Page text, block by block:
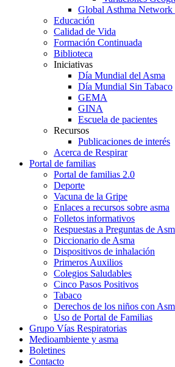
Global Asthma
Educación
Calidad de Vida
Formación Continuada
Biblioteca
Iniciativas
Día Mundial del Asma
Día Mundial Sin Tabaco
GEMA
GINA
Escuela de pacientes
Recursos
Publicaciones de interés
Acerca de Respirar
Portal de familias
Portal de familias 2.0
Deporte
Vacuna de la Gripe
Enlaces a recursos sobre asma
Folletos informativos
Respuestas a Preguntas de
Diccionario de Asma
Dispositivos de inhalación
Primeros Auxilios
Colegios Saludables
Cinco Pasos Positivos
Tabaco
Derechos de los niños con
Uso de Portal de Familias
Grupo Vías Respiratorias
Medioambiente y asma
Boletines
Contacto